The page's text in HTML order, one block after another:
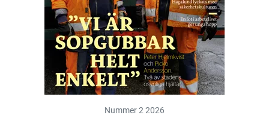
Nummer 2 2026